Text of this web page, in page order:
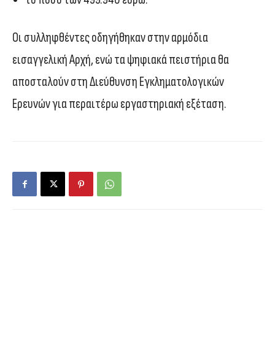
Οι συλληφθέντες οδηγήθηκαν στην αρμόδια
εισαγγελική Αρχή, ενώ τα ψηφιακά πειστήρια θα
αποσταλούν στη Διεύθυνση Εγκληματολογικών
Ερευνών για περαιτέρω εργαστηριακή εξέταση.